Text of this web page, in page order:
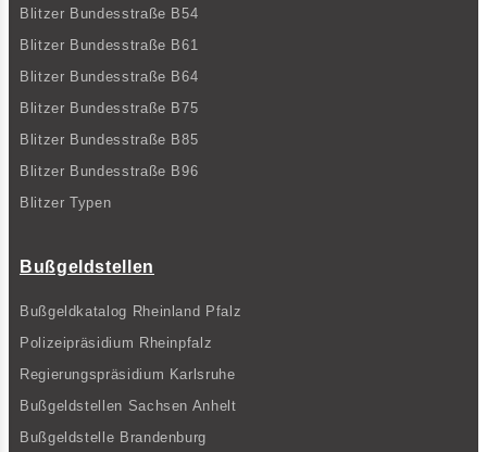
Blitzer Bundesstraße B54
Blitzer Bundesstraße B61
Blitzer Bundesstraße B64
Blitzer Bundesstraße B75
Blitzer Bundesstraße B85
Blitzer Bundesstraße B96
Blitzer Typen
Bußgeldstellen
Bußgeldkatalog Rheinland Pfalz
Polizeipräsidium Rheinpfalz
Regierungspräsidium Karlsruhe
Bußgeldstellen Sachsen Anhelt
Bußgeldstelle Brandenburg